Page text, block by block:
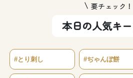
要チェック！
本日の人気キ
#とり刺し #ぢゃんぼ餅